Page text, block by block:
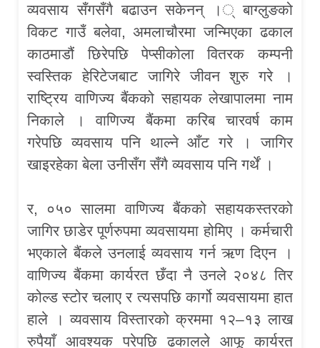
व्यवसाय सँगसँगै बढाउन सकेनन् ।् बाग्लुङको
विकट गाउँ बलेवा, अमलाचौरमा जन्मिएका ढकाल
काठमाडौं छिरेपछि पेप्सीकोला वितरक कम्पनी
स्वस्तिक हेरिटेजबाट जागिरे जीवन शुरु गरे ।
राष्ट्रिय वाणिज्य बैंकको सहायक लेखापालमा नाम
निकाले । वाणिज्य बैंकमा करिब चारवर्ष काम
गरेपछि व्यवसाय पनि थाल्ने आँट गरे । जागिर
खाइरहेका बेला उनीसँग सँगै व्यवसाय पनि गर्थें ।
र, ०५० सालमा वाणिज्य बैंकको सहायकस्तरको
जागिर छाडेर पूर्णरुपमा व्यवसायमा होमिए । कर्मचारी
भएकाले बैंकले उनलाई व्यवसाय गर्न ऋण दिएन ।
वाणिज्य बैंकमा कार्यरत छँदा नै उनले २०४८ तिर
कोल्ड स्टोर चलाए र त्यसपछि कार्गो व्यवसायमा हात
हाले । व्यवसाय विस्तारको क्रममा १२–१३ लाख
रुपैयाँ आवश्यक परेपछि ढकालले आफू कार्यरत